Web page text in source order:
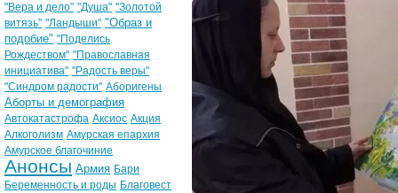
"Вера и дело" "Душа" "Золотой
витязь" "Ландыши" "Образ и
подобие" "Поделись
Рождеством" "Православная
инициатива" "Радость веры"
"Синдром радости" Аборигены
Аборты и демография
Автокатастрофа Аксиос Акция
Алкоголизм Амурская епархия
Амурское благочиние
Анонсы Армия Бари
Беременность и роды Благовест